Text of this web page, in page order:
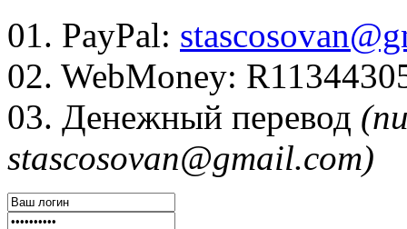
01. PayPal:
02. WebMoney:
03. Денежный перевод
stascosovan@gmail.com)